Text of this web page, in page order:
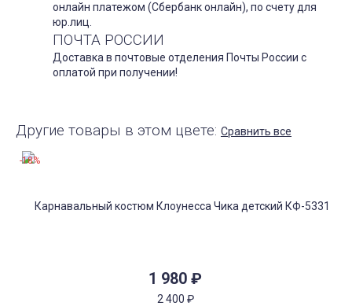
онлайн платежом (Сбербанк онлайн), по счету для
юр.лиц.
ПОЧТА РОССИИ
Доставка в почтовые отделения Почты России с
оплатой при получении!
Другие товары в этом цвете: Сравнить все
1 980 ₽
2 400 ₽
-18%